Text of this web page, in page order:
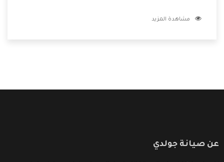
الشركة بها والتى تكون منها خدمة الصيانة التى تكون من أهم
مشاهدة المزيد
عن صيانة جولدي